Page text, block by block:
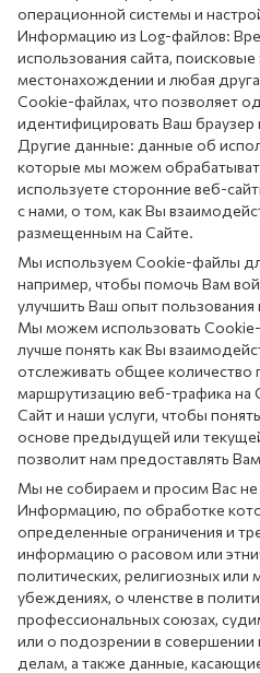
операционной системы и
Информацию из Log-файлов:
использования сайта,
местонахождении и любая
Cookie-файлах, что позволяет
идентифицировать Ваш браузер
Другие данные: данные об
которые мы можем
используете сторонние веб-
с нами, о том, как Вы
размещенным на Сайте.
Мы используем Cookie-файлы
например, чтобы помочь Вам
улучшить Ваш опыт
Мы можем использовать
лучше понять как Вы
отслеживать общее количество
маршрутизацию веб-трафика на
Сайт и наши услуги, чтобы
основе предыдущей или
позволит нам предоставлять
Мы не собираем и просим Вас
Информацию, по обработке
определенные ограничения и
информацию о расовом или
политических, религиозных или
убеждениях, о членстве в
профессиональных союзах,
или о подозрении в
делам, а также данные,